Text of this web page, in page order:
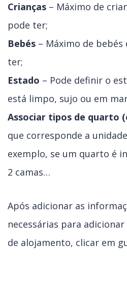
Crianças – Máximo de
pode ter;
Bebés – Máximo de
ter;
Estado – Pode definir o
está limpo, sujo ou em
Associar tipos de quarto
que corresponde a
exemplo, se um quarto é
2 camas…
Após adicionar as
necessárias para
de alojamento, clicar em